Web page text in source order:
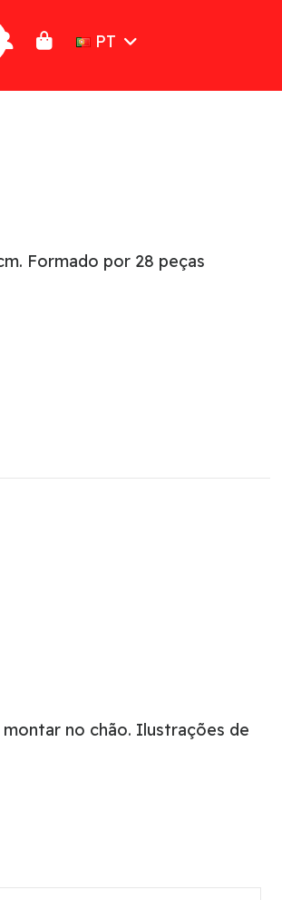
PT
Formado por 28 peças
montar no chão. Ilustrações de